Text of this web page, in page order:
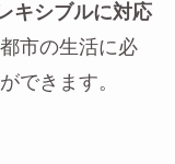
キシブルに対応
市の生活に必
できます。